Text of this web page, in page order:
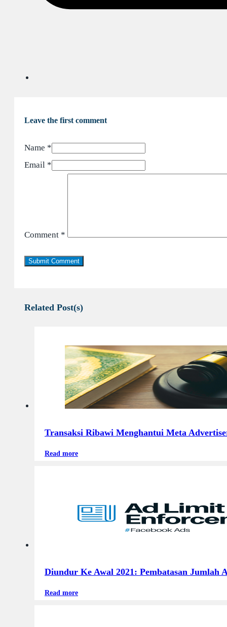
Leave the first comment
Name *
Email *
Comment *
Related Post(s)
Transaksi Ribawi Menghantui Meta
Read more
Diundur Ke Awal 2021: Pembatasan Jumlah
Read more